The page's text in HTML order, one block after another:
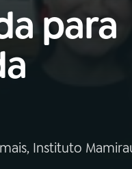
para
Instituto